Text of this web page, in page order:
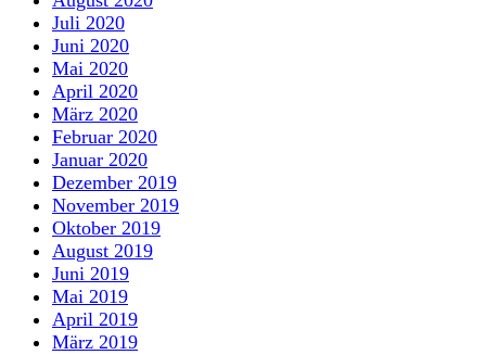
Juli 2020
Juni 2020
Mai 2020
April 2020
März 2020
Februar 2020
Januar 2020
Dezember 2019
November 2019
Oktober 2019
August 2019
Juni 2019
Mai 2019
April 2019
März 2019